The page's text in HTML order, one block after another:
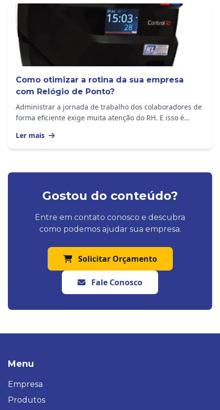
Como otimizar a rotina da sua empresa
com Relógio de Ponto?
Administrar a jornada de trabalho dos colaboradores de
forma eficiente exige muita atenção do RH. E isso é
Ler mais
Gostou do conteúdo?
Entre em contato conosco e descubra
como podemos ajudar sua empresa.
Solicitar Orçamento
Fale Conosco
Menu
Empresa
Produtos